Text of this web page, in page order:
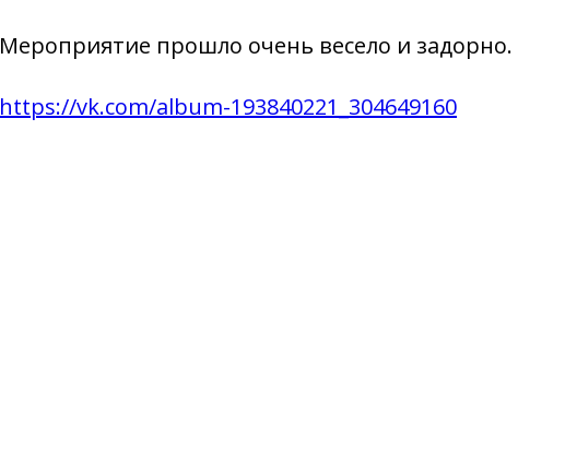
Мероприятие прошло очень весело и задорно.
https://vk.com/album-193840221_304649160